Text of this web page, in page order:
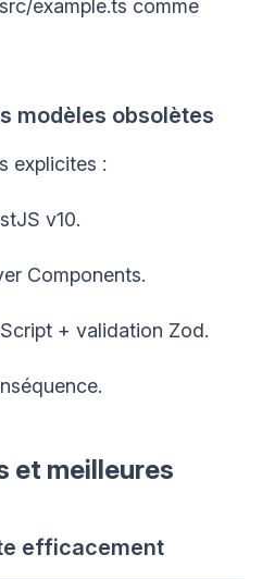
example.ts comme
modèles obsolètes
explicites :
v10.
Components.
+ validation Zod.
et meilleures
efficacement